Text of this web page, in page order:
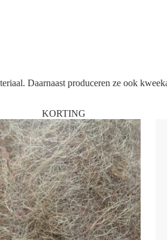
Daarnaast produceren ze ook
KORTING